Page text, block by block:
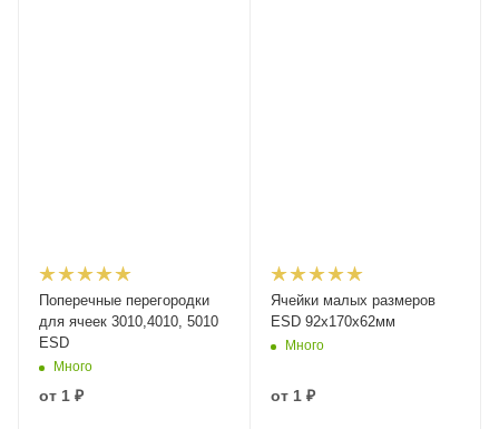
Поперечные перегородки
для ячеек 3010,4010, 5010
ESD
Много
от 1 ₽
Ячейки малых размеров
ESD 92x170x62мм
Много
от 1 ₽